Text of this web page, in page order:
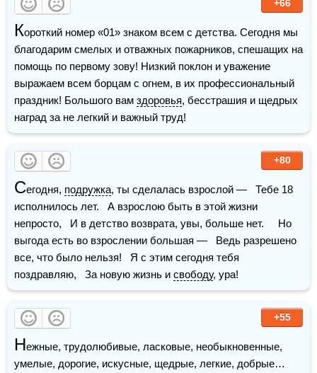
+66
Короткий номер «01» знаком всем с детства. Сегодня мы
благодарим смелых и отважных пожарников, спешащих на
помощь по первому зову! Низкий поклон и уважение
выражаем всем борцам с огнем, в их профессиональный
праздник! Большого вам здоровья, бесстрашия и щедрых
наград за не легкий и важный труд!
+80
Сегодня, подружка, ты сделалась взрослой —   Тебе 18
исполнилось лет.   А взрослою быть в этой жизни
непросто,   И в детство возврата, увы, больше нет.     Но
выгода есть во взрослении большая —   Ведь разрешено
все, что было нельзя!   Я с этим сегодня тебя
поздравляю,   За новую жизнь и свободу, ура!
+55
Нежные, трудолюбивые, ласковые, необыкновенные,
умелые, дорогие, искусные, щедрые, легкие, добрые…